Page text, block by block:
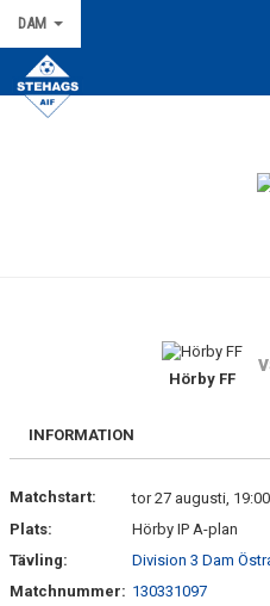
DAM
HEM
BILDGALLERI
KIOSKLISTA
Hörby FF
INFORMATION
Matchstart:
tor 27 augusti, 19:00
Plats:
Hörby IP A-plan
Tävling:
Division 3 Dam
Matchnummer: 130331097